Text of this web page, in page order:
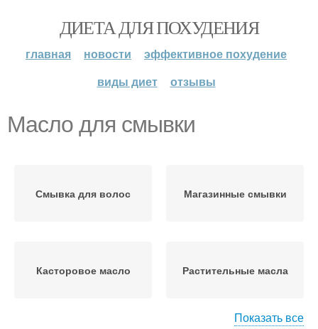
ДИЕТА ДЛЯ ПОХУДЕНИЯ
главная новости
эффективное похудение
виды диет
отзывы
Масло для смывки
Смывка для волос Магазинные смывки
Касторовое масло Растительные масла
Показать все